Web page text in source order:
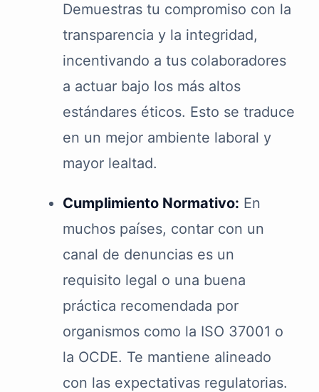
Demuestras tu compromiso con la
transparencia y la integridad,
incentivando a tus colaboradores
a actuar bajo los más altos
estándares éticos. Esto se traduce
en un mejor ambiente laboral y
mayor lealtad.
Cumplimiento Normativo: En
muchos países, contar con un
canal de denuncias es un
requisito legal o una buena
práctica recomendada por
organismos como la ISO 37001 o
la OCDE. Te mantiene alineado
con las expectativas regulatorias.